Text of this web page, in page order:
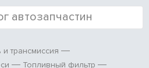
автозапчастин
и трансмиссия
Топливный фильтр